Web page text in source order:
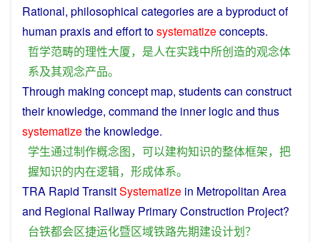
Rational, philosophical categoriesarea byproductof
human praxisand efforttosystematizeconcepts.
哲学范畴的理性大厦， 是人在实践中所创造的观念体
系及其观念产品。
Through making concept map, studentscan construct
theirknowledge, command the inner logicand thus
systematizethe knowledge.
学生通过制作概念图， 可以建构知识的整体框架， 把
握知识的内在逻辑， 形成体系。
TRA Rapid TransitSystematize in Metropolitan Area
and Regional Railway PrimaryConstruction Project?
台铁都会区捷运化暨区域铁路先期建设计划？